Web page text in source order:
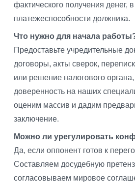
фактического получения денег,
платежеспособности должника.
Что нужно для начала
Предоставьте учредительные
договоры, акты сверок,
или решение налогового
доверенность на наших
оценим массив и дадим
заключение.
Можно ли урегулировать
Да, если оппонент готов к
Составляем досудебную
согласовываем мировое